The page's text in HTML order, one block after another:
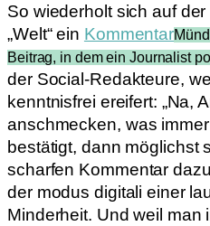
So wiederholt sich auf
„Welt“ ein Kommentar
Beitrag, in dem ein Journalist
der Social-Redakteure,
kenntnisfrei ereifert: „Na,
anschmecken, was
bestätigt, dann möglichst
scharfen Kommentar
der modus digitali einer
Minderheit. Und weil